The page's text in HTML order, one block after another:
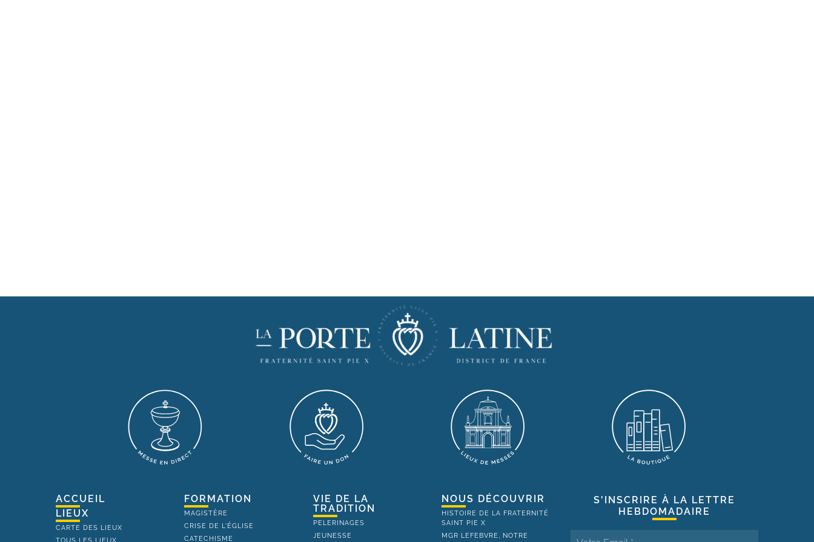
ACCUEIL
LIEUX
CARTE DES LIEUX
FORMATION
MAGISTÈRE
CRISE DE L'ÉGLISE
CATECHISME
VIE DE LA
TRADITION
PELERINAGES
JEUNESSE
NOUS DÉCOUVRIR
HISTOIRE DE LA FRATERNITÉ
SAINT PIE X
MGR LEFEBVRE, NOTRE
S'INSCRIRE À LA LETTRE
HEBDOMADAIRE